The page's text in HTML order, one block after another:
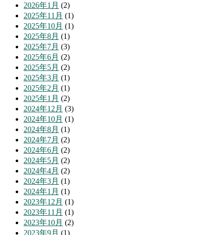
2026年1月 (2)
2025年11月 (1)
2025年10月 (1)
2025年8月 (1)
2025年7月 (3)
2025年6月 (2)
2025年5月 (2)
2025年3月 (1)
2025年2月 (1)
2025年1月 (2)
2024年12月 (3)
2024年10月 (1)
2024年8月 (1)
2024年7月 (2)
2024年6月 (2)
2024年5月 (2)
2024年4月 (2)
2024年3月 (1)
2024年1月 (1)
2023年12月 (1)
2023年11月 (1)
2023年10月 (2)
2023年9月 (1)